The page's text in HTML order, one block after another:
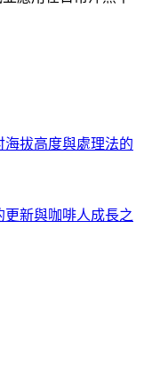
海拔高度與處理法的
新與咖啡人成長之